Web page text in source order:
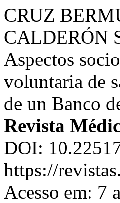
CRUZ
CALDERÓN
Aspectos
voluntaria de
de un Banco
Revista
DOI:
https://
Acesso em: 7